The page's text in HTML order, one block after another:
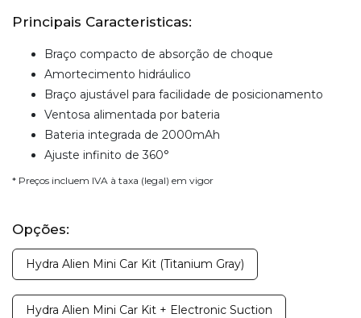
Principais Caracteristicas:
Braço compacto de absorção de choque
Amortecimento hidráulico
Braço ajustável para facilidade de posicionamento
Ventosa alimentada por bateria
Bateria integrada de 2000mAh
Ajuste infinito de 360°
* Preços incluem IVA à taxa (legal) em vigor
Opções:
Hydra Alien Mini Car Kit (Titanium Gray)
Hydra Alien Mini Car Kit + Electronic Suction